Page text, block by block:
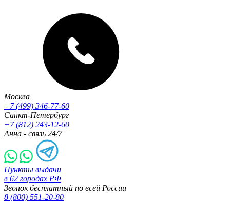
Москва
+7 (499) 346-77-60
Санкт-Петербург
+7 (812) 243-12-60
Анна - связь 24/7
Пункты выдачи
в 62 городах РФ
Звонок бесплатный по всей России
8 (800) 551-20-80